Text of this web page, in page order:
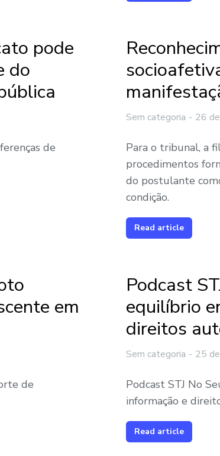
pode
do
de
Sem categoria 26
Para o tribunal, a
procedimentos
do postulante
condição.
Read article
em
de
Podcast
equilíbrio
direitos
Sem categoria 25
Podcast STJ No
informação e
Read article